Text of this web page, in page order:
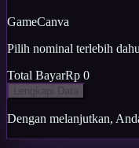
GameCanva
Pilih nominal terlebih
Total BayarRp 0
Dengan melanjutkan,